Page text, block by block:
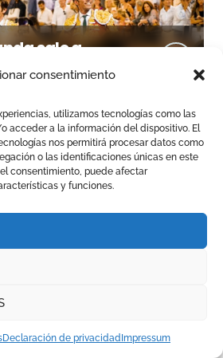
consentimiento
utilizamos tecnologías como las
acceder a la información del dispositivo. El
nos permitirá procesar datos como
o las identificaciones únicas en este
consentimiento, puede afectar
y funciones.
Declaración de privacidad Impressum
sale a
Jiménez
mayor
|| PONTEVEDRA
a